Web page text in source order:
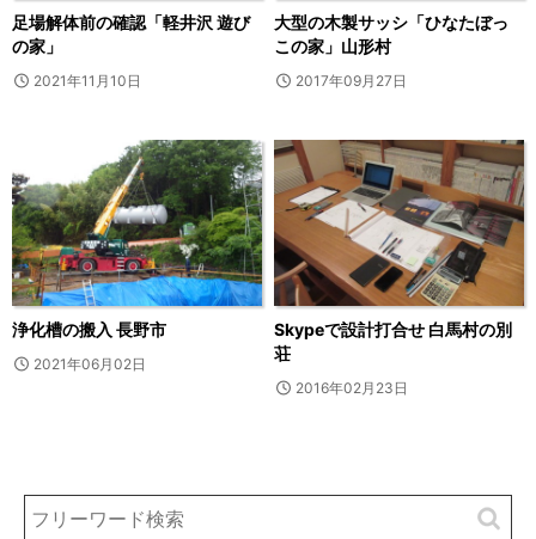
足場解体前の確認「軽井沢 遊び
の家」
2021年11月10日
大型の木製サッシ「ひなたぼっ
この家」山形村
2017年09月27日
浄化槽の搬入 長野市
2021年06月02日
Skypeで設計打合せ 白馬村の別
荘
2016年02月23日